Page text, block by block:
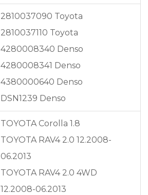
2810037090 Toyota
2810037110 Toyota
4280008340 Denso
4280008341 Denso
4380000640 Denso
DSN1239 Denso
TOYOTA Corolla 1.8
TOYOTA RAV4 2.0 12.2008-
06.2013
TOYOTA RAV4 2.0 4WD
12.2008-06.2013